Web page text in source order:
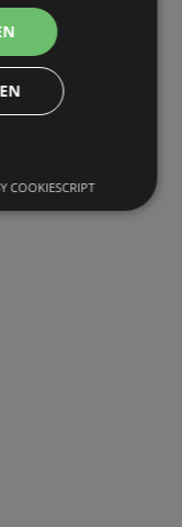
COOKIESCRIPT